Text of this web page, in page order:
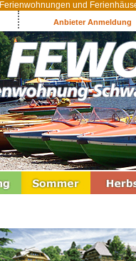
Ferienwohnungen und
Anbieter Anmeldung